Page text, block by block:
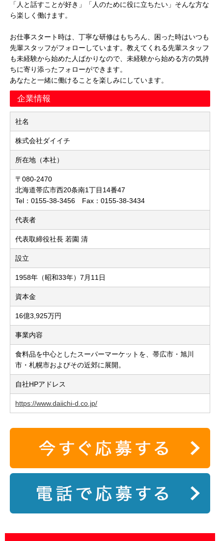
「人と話すことが好き」「人のために役に立ちたい」そんな方な
ら楽しく働けます。
お仕事スタート時は、丁寧な研修はもちろん、困った時はいつも
先輩スタッフがフォローしています。教えてくれる先輩スタッフ
も未経験から始めた人ばかりなので、未経験から始める方の気持
ちに寄り添ったフォローができます。
あなたと一緒に働けることを楽しみにしています。
企業情報
社名
株式会社ダイイチ
所在地（本社）
〒080-2470
北海道帯広市西20条南1丁目14番47
Tel：0155-38-3456 Fax：0155-38-3434
代表者
代表取締役社長 若園 清
設立
1958年（昭和33年）7月11日
資本金
16億3,925万円
事業内容
食料品を中心としたスーパーマーケットを、帯広市・旭川
市・札幌市およびその近郊に展開。
自社HPアドレス
https://www.daiichi-d.co.jp/